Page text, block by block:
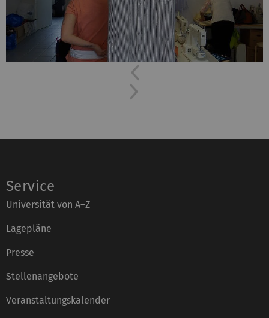
Previous
Service
Universität von A–Z
Lagepläne
Presse
Stellenangebote
Veranstaltungskalender